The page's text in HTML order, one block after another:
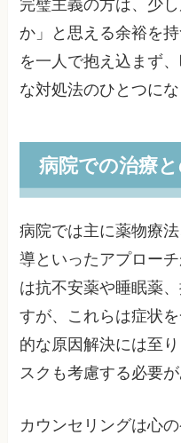
完璧主義の方は、少
か」と思える余裕を
を一人で抱え込まず
な対処法のひとつにな
病院での治療
病院では主に薬物療
導といったアプロー
は抗不安薬や睡眠薬
すが、これらは症状
的な原因解決には至
スクも考慮する必要が
カウンセリングは心